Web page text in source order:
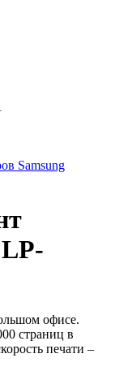
Samsung
офисе.
страниц в
печати –